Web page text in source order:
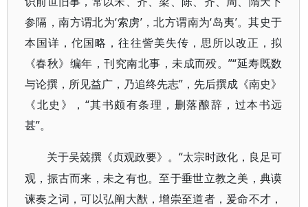
参隔，南方谓北为‘索虏’，北方谓南为‘岛夷’。其史于
本国详，佗国略，往往訾美失传，思所以改正，拟
《春秋》编年，刊究南北事，未成而殁。”“延寿既数
与论撰，所见益广，乃追终先志”，先后撰成《南史》
《北史》，“其书颇有条理，删落酿辞，过本书远
甚”。
关于吴兢撰《贞观政要》。“太宗时政化，良足可
观，振古而来，未之有也。至于垂世立教之美，典谟
谏奏之词，可以弘阐大猷，增崇至道者，爰命不才，